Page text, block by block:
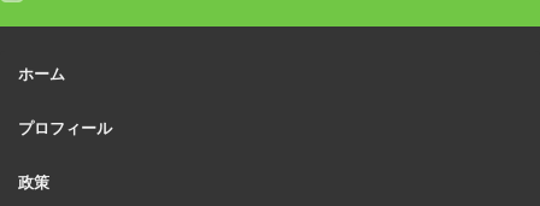
ホーム
プロフィール
政策